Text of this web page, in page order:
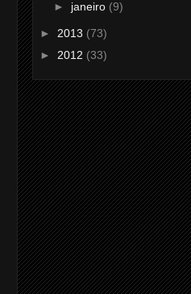
► janeiro (9)
► 2013 (73)
► 2012 (33)